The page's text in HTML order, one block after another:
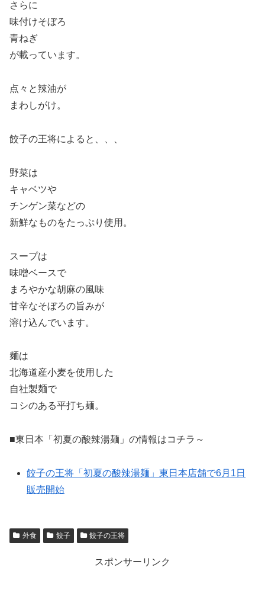
さらに
味付けそぼろ
青ねぎ
が載っています。
点々と辣油が
まわしがけ。
餃子の王将によると、、、
野菜は
キャベツや
チンゲン菜などの
新鮮なものをたっぷり使用。
スープは
味噌ベースで
まろやかな胡麻の風味
甘辛なそぼろの旨みが
溶け込んでいます。
麺は
北海道産小麦を使用した
自社製麺で
コシのある平打ち麺。
■東日本「初夏の酸辣湯麺」の情報はコチラ～
餃子の王将「初夏の酸辣湯麺」東日本店舗で6月1日
販売開始
外食 餃子 餃子の王将
スポンサーリンク